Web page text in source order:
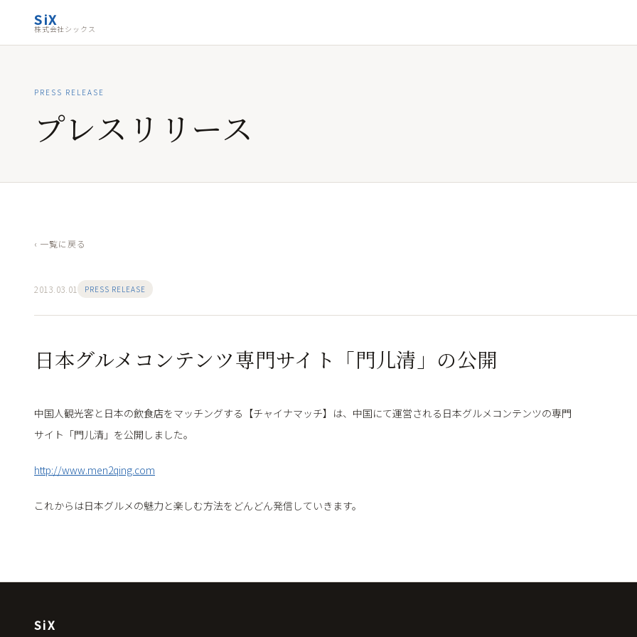
SiX
株式会社シックス
PRESS RELEASE
プレスリリース
‹ 一覧に戻る
2013.03.01 PRESS RELEASE
日本グルメコンテンツ専門サイト「門儿清」の公開
中国人観光客と日本の飲食店をマッチングする【チャイナマッチ】は、中国にて運営される日本グルメコンテンツの専門
サイト「門儿清」を公開しました。
http://www.men2qing.com
これからは日本グルメの魅力と楽しむ方法をどんどん発信していきます。
SiX